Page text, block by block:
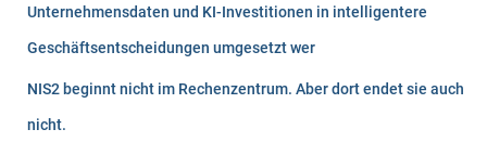
Unternehmensdaten und KI-Investitionen in intelligentere
Geschäftsentscheidungen umgesetzt wer
NIS2 beginnt nicht im Rechenzentrum. Aber dort endet sie auch
nicht.